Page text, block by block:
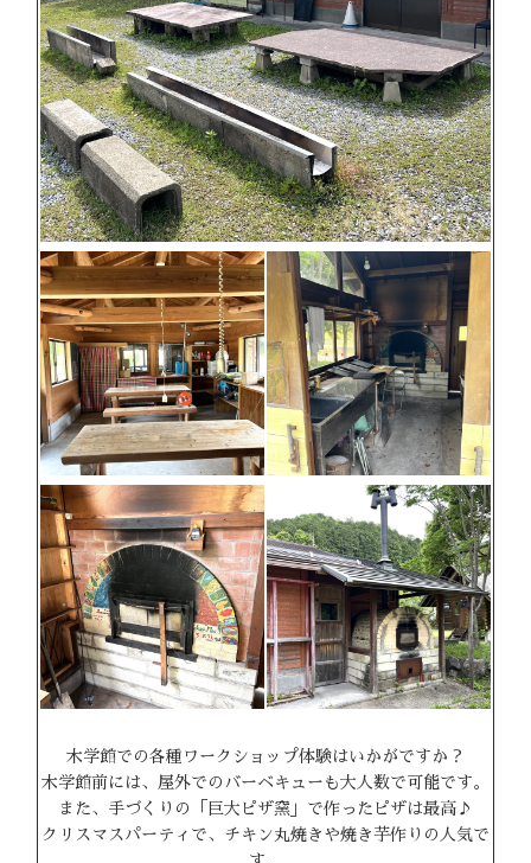
木学館での各種ワークショップ体験はいかがですか？
木学館前には、屋外でのバーベキューも大人数で可能です。
また、手づくりの「巨大ピザ窯」で作ったピザは最高♪
クリスマスパーティで、チキン丸焼きや焼き芋作りの人気で